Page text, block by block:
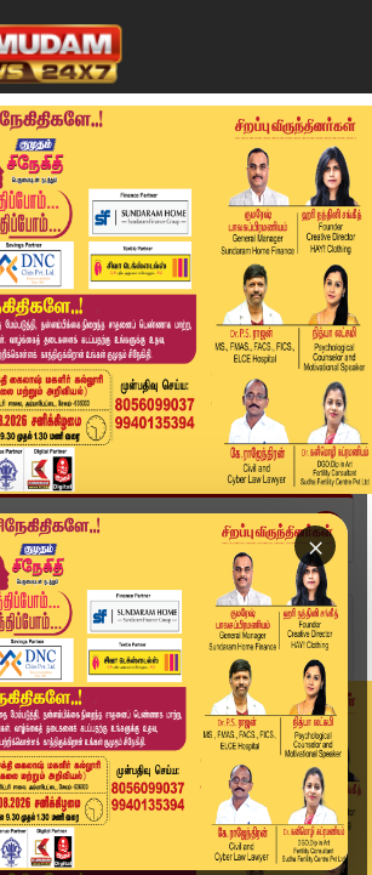
×
கேள்விக்கு ஏன் பதில் சொல்லவில்ல...